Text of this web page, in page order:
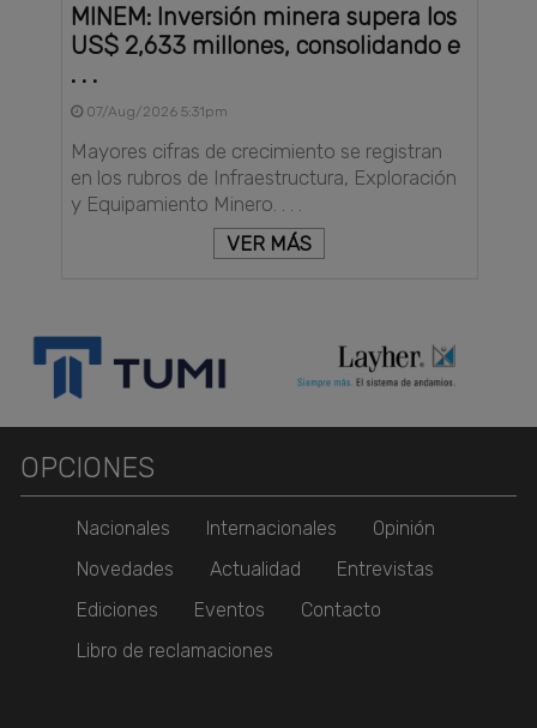
MINEM: Inversión minera supera los
US$ 2,633 millones, consolidando e
. . .
07/Aug/2026 5:31pm
Mayores cifras de crecimiento se registran
en los rubros de Infraestructura, Exploración
y Equipamiento Minero. . . .
VER MÁS
OPCIONES
Nacionales Internacionales
Opinión
Novedades
Actualidad
Entrevistas
Ediciones
Eventos
Contacto
Libro de reclamaciones